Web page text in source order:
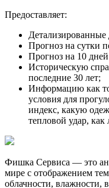
Предоставляет:
Прогноз на сутки
Прогноз на 10
Историческую
последние 30 лет;
Информацию как
условия для
индекс, какую
тепловой удар, как
Фишка Сервиса — это
мире с отображением
облачности, влажности,